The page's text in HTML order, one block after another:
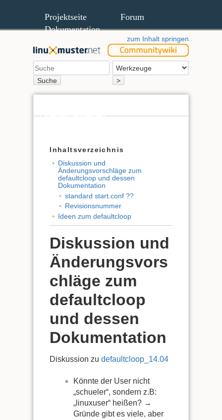
Projektseite
Forum
Dokumentation
zum Inhalt springen
Suche >
Quelltext anzeigen
Inhaltsverzeichnis
Diskussion und
Änderungsvorschläge zum
defaultcloop und dessen
Dokumentation
standard start.conf ??
Revisionsnummer
Ideen zum defaultcloop
Diskussion und
Änderungsvors
chläge zum
defaultcloop
und dessen
Dokumentation
Diskussion zudefaultcloop_14.04
Könnte der User nicht
„schueler“, sondern z.B:
„linuxuser“ heißen? →
Gründe gibt es viele, aber